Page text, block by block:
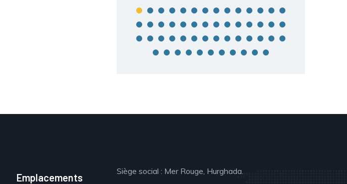
Emplacements
Siège social : Mer Rouge, Hurghada.